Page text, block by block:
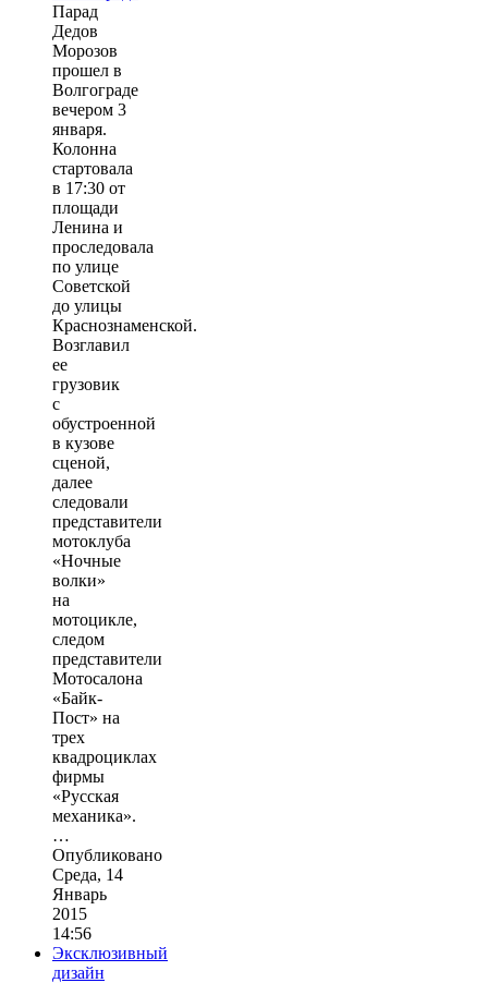
Парад
Дедов
Морозов
прошел в
Волгограде
вечером 3
января.
Колонна
стартовала
в 17:30 от
площади
Ленина и
проследовала
по улице
Советской
до улицы
Краснознаменской.
Возглавил
ее
грузовик
с
обустроенной
в кузове
сценой,
далее
следовали
представители
мотоклуба
«Ночные
волки»
на
мотоцикле,
следом
представители
Мотосалона
«Байк-
Пост» на
трех
квадроциклах
фирмы
«Русская
механика».
…
Опубликовано
Среда, 14
Январь
2015
14:56
Эксклюзивный
дизайн